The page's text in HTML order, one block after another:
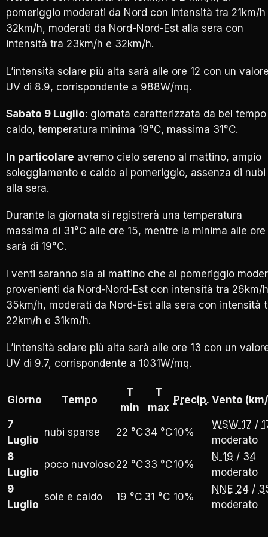
pomeriggio moderati da Nord con intensità tra 21km/h
32km/h, moderati da Nord-Nord-Est alla sera con
intensità tra 23km/h e 32km/h.
L’intensità solare più alta sarà alle ore 12 con un
UV di 8.9, corrispondente a 988W/mq.
Sabato 9 Luglio: giornata caratterizzata da bel
caldo, temperatura minima 19°C, massima 31°C.
In particolare avremo cielo sereno al mattino, ampio
soleggiamento e caldo al pomeriggio, assenza di nubi
alla sera.
Durante la giornata si registrerà una temperatura
massima di 31°C alle ore 15, mentre la minima alle
sarà di 19°C.
I venti saranno sia al mattino che al pomeriggio
provenienti da Nord-Nord-Est con intensità tra 26km/
35km/h, moderati da Nord-Est alla sera con intensità
22km/h e 31km/h.
L’intensità solare più alta sarà alle ore 13 con un
UV di 9.7, corrispondente a 1031W/mq.
Giorno Tempo
T
min
T
max
Precip. Vento
7
Luglio
nubi sparse 22 °C34 °C10%
WSW 17 /
moderato
8
Luglio
poco nuvoloso22 °C33 °C10%
N 19 / 34
moderato
9
Luglio
sole e caldo 19 °C 31 °C 10%
NNE 24 /
moderato